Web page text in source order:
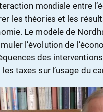
mondiale entre
les théories et les
Le modèle de
l’évolution de
des
taxes sur l’usage du